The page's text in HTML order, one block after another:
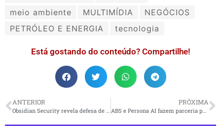
meio ambiente
MULTIMÍDIA
NEGÓCIOS
PETRÓLEO E ENERGIA
tecnologia
Está gostando do conteúdo? Compartilhe!
ANTERIOR
Obsidian Security revela defesa de agentes de IA para proteger o acesso aos dados em ambientes de SaaS
PRÓXIMA
ABS e Persona AI fazem parceria para levar robótica humanoide a estaleiros, e elevar a segurança e produtividade